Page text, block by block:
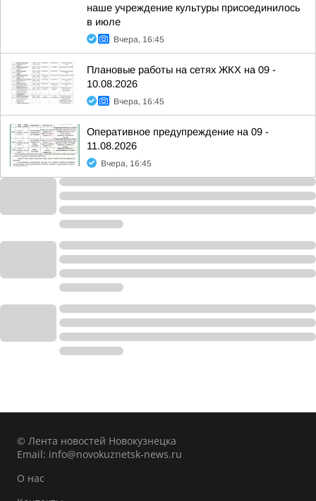
наше учреждение культуры присоединилось
в июле
Вчера, 16:45
Плановые работы на сетях ЖКХ на 09 -
10.08.2026
Вчера, 16:45
Оперативное предупреждение на 09 -
11.08.2026
Вчера, 16:45
© Лента новостей Новокузнецка
Email: info@novokuznetsk-news.ru
О нас